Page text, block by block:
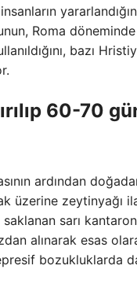
Roma döneminde
bazı
60-70
ardından
üzerine zeytinyağı
sarı kantaron
alınarak esas
bozukluklarda